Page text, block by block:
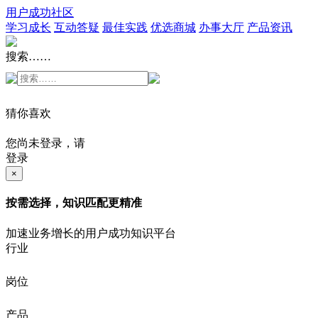
用户成功社区
学习成长 互动答疑 最佳实践 优选商城 办事大厅 产品资讯
搜索……
猜你喜欢
您尚未登录，请
登录
×
按需选择，知识匹配更精准
加速业务增长的用户成功知识平台
行业
岗位
产品